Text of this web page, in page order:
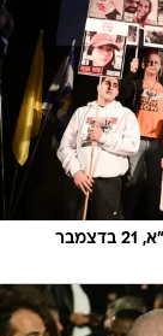
הפגנה בקריאה לשחרור החטופים,כיכר החטופים ת"א, 21 בדצמבר